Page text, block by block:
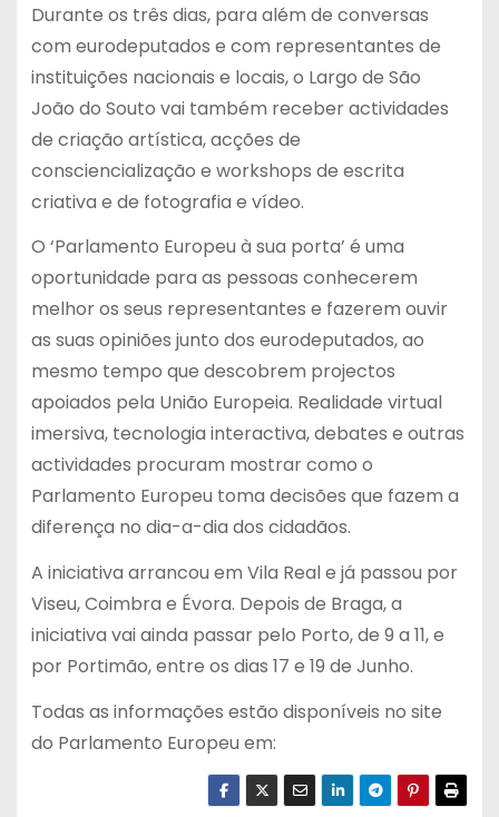
Durante os três dias, para além de conversas
com eurodeputados e com representantes de
instituições nacionais e locais, o Largo de São
João do Souto vai também receber actividades
de criação artística, acções de
consciencialização e workshops de escrita
criativa e de fotografia e vídeo.
O ‘Parlamento Europeu à sua porta’ é uma
oportunidade para as pessoas conhecerem
melhor os seus representantes e fazerem ouvir
as suas opiniões junto dos eurodeputados, ao
mesmo tempo que descobrem projectos
apoiados pela União Europeia. Realidade virtual
imersiva, tecnologia interactiva, debates e outras
actividades procuram mostrar como o
Parlamento Europeu toma decisões que fazem a
diferença no dia-a-dia dos cidadãos.
A iniciativa arrancou em Vila Real e já passou por
Viseu, Coimbra e Évora. Depois de Braga, a
iniciativa vai ainda passar pelo Porto, de 9 a 11, e
por Portimão, entre os dias 17 e 19 de Junho.
Todas as informações estão disponíveis no site
do Parlamento Europeu em: